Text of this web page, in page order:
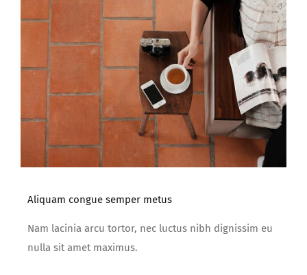
Aliquam congue semper metus
Nam lacinia arcu tortor, nec luctus nibh dignissim eu
nulla sit amet maximus.